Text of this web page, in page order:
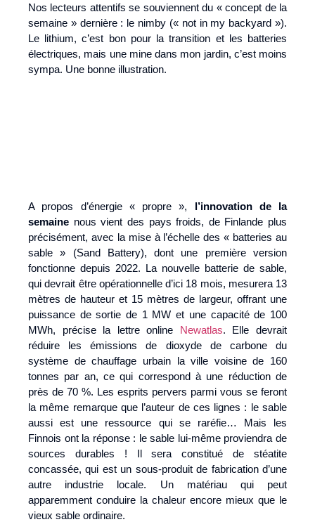
Nos lecteurs attentifs se souviennent du « concept de la
semaine » dernière : le nimby (« not in my backyard »).
Le lithium, c’est bon pour la transition et les batteries
électriques, mais une mine dans mon jardin, c’est moins
sympa. Une bonne illustration.
A propos d’énergie « propre », l’innovation de la
semaine nous vient des pays froids, de Finlande plus
précisément, avec la mise à l’échelle des « batteries au
sable » (Sand Battery), dont une première version
fonctionne depuis 2022. La nouvelle batterie de sable,
qui devrait être opérationnelle d’ici 18 mois, mesurera 13
mètres de hauteur et 15 mètres de largeur, offrant une
puissance de sortie de 1 MW et une capacité de 100
MWh, précise la lettre online Newatlas. Elle devrait
réduire les émissions de dioxyde de carbone du
système de chauffage urbain la ville voisine de 160
tonnes par an, ce qui correspond à une réduction de
près de 70 %. Les esprits pervers parmi vous se feront
la même remarque que l’auteur de ces lignes : le sable
aussi est une ressource qui se raréfie… Mais les
Finnois ont la réponse : le sable lui-même proviendra de
sources durables ! Il sera constitué de stéatite
concassée, qui est un sous-produit de fabrication d’une
autre industrie locale. Un matériau qui peut
apparemment conduire la chaleur encore mieux que le
vieux sable ordinaire.